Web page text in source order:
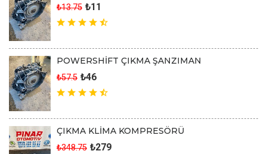
₺13.75 ₺11
POWERSHİFT ÇIKMA ŞANZIMAN
₺57.5 ₺46
ÇIKMA KLİMA KOMPRESÖRÜ
₺348.75 ₺279